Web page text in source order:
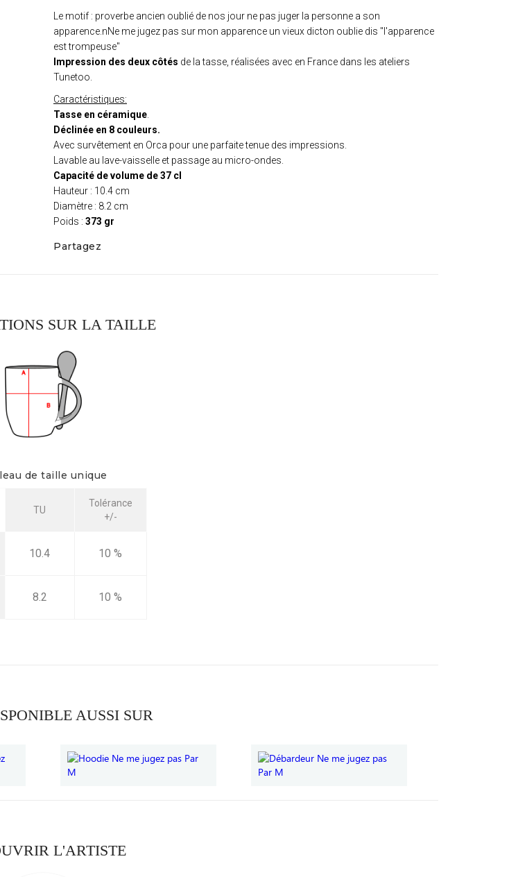
Le motif : proverbe ancien oublié de nos jour ne pas juger la personne a son
apparence.nNe me jugez pas sur mon apparence un vieux dicton oublie dis "l'apparence
est trompeuse"
Impression des deux côtés de la tasse, réalisées avec en France dans les ateliers
Tunetoo.
Caractéristiques:
Tasse en céramique
Déclinée en 8 couleurs.
Avec survêtement en Orca pour une parfaite tenue des impressions.
Lavable au lave-vaisselle et passage au micro-ondes.
Capacité de volume de 37 cl
Hauteur : 10.4 cm
Diamètre : 8.2 cm
Poids : 373 gr
Partagez
SUR LA TAILLE
de taille unique
TU
Tolérance
+/-
10.4 10 %
8.2 10 %
AUSSI SUR
L'ARTISTE